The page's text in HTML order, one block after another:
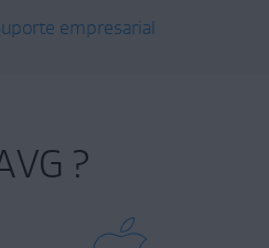
empresarial
?